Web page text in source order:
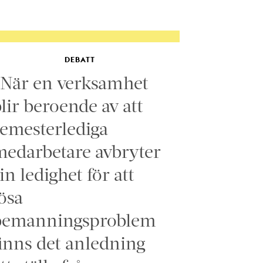
DEBATT
en verksamhet
beroende av att
avbryter
ledighet för att
det anledning